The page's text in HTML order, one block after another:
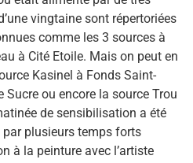
vingtaine sont répertoriées
comme les 3 sources à
à Cité Etoile. Mais on peut en
Kasinel à Fonds Saint-
ou encore la source Trou
de sensibilisation a été
plusieurs temps forts
à la peinture avec l’artiste